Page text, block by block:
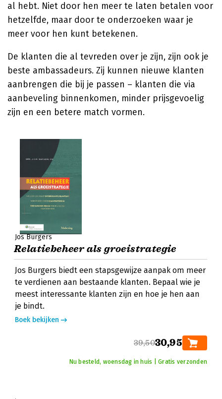
al hebt. Niet door hen meer te laten betalen voor
hetzelfde, maar door te onderzoeken waar je
meer voor hen kunt betekenen.
De klanten die al tevreden over je zijn, zijn ook je
beste ambassadeurs. Zij kunnen nieuwe klanten
aanbrengen die bij je passen – klanten die via
aanbeveling binnenkomen, minder prijsgevoelig
zijn en een betere match vormen.
Jos Burgers
Relatiebeheer als groeistrategie
Jos Burgers biedt een stapsgewijze aanpak om meer
te verdienen aan bestaande klanten. Bepaal wie je
meest interessante klanten zijn en hoe je hen aan
je bindt.
Boek bekijken
39,5030,95
Nu besteld, woensdag in huis | Gratis verzonden